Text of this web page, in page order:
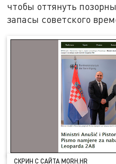
чтобы оттянуть
запасы советского
СКРИН С САЙТА MORH.HR